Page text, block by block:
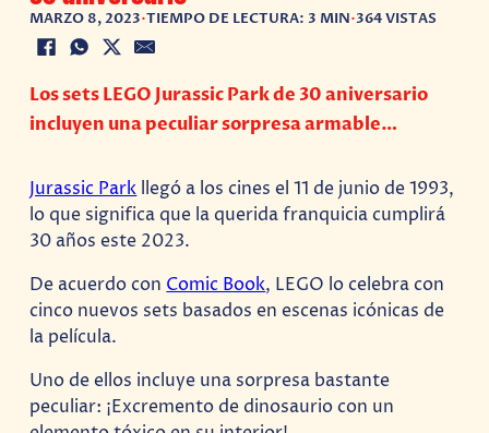
MARZO 8, 2023•TIEMPO DE LECTURA: 3 MIN•364 VISTAS
Los sets LEGO Jurassic Park de 30 aniversario
incluyen una peculiar sorpresa armable…
Jurassic Park llegó a los cines el 11 de junio de 1993,
lo que significa que la querida franquicia cumplirá
30 años este 2023.
De acuerdo con Comic Book, LEGO lo celebra con
cinco nuevos sets basados en escenas icónicas de
la película.
Uno de ellos incluye una sorpresa bastante
peculiar: ¡Excremento de dinosaurio con un